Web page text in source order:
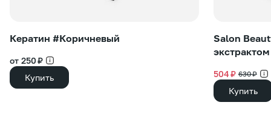
Кератин #Коричневый
от 250 ₽
Купить
Salon
504 ₽ 630 ₽
Купить